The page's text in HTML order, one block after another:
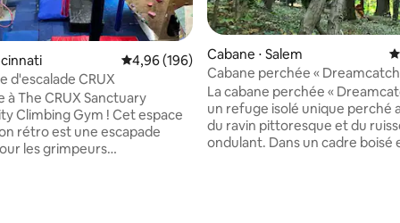
base de 470 commentaires : 4,98 sur 5
Évaluation moyenne sur la base de 196
4,96 (196)
d'escalade CRUX
à The CRUX Sanctuary
Climbing Gym ! Cet espace
rétro est une escapade
les grimpeurs
Cabane ⋅ Salem
Cabane perchée «
jacuzzi privé
La cabane perchée «
un refuge isolé unique perché
du ravin pittoresque et du
ondulant. Dans un cadre boisé enchanté,